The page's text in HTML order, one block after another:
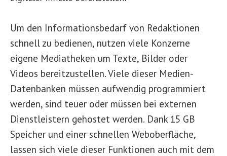
Um den Informationsbedarf von Redaktionen
schnell zu bedienen, nutzen viele Konzerne
eigene Mediatheken um Texte, Bilder oder
Videos bereitzustellen. Viele dieser Medien-
Datenbanken müssen aufwendig programmiert
werden, sind teuer oder müssen bei externen
Dienstleistern gehostet werden. Dank 15 GB
Speicher und einer schnellen Weboberfläche,
lassen sich viele dieser Funktionen auch mit dem